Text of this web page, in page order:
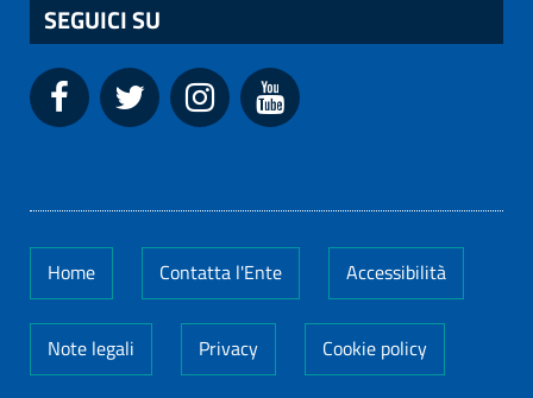
SEGUICI SU
Home Contatta l'Ente Accessibilità
Note legali Privacy Cookie policy